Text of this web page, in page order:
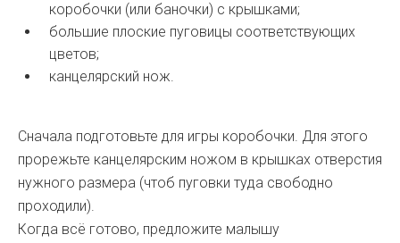
коробочки (или баночки) с крышками;
большие плоские пуговицы соответствующих
цветов;
канцелярский нож.
Сначала подготовьте для игры коробочки. Для этого
прорежьте канцелярским ножом в крышках отверстия
нужного размера (чтоб пуговки туда свободно
проходили).
Когда всё готово, предложите малышу